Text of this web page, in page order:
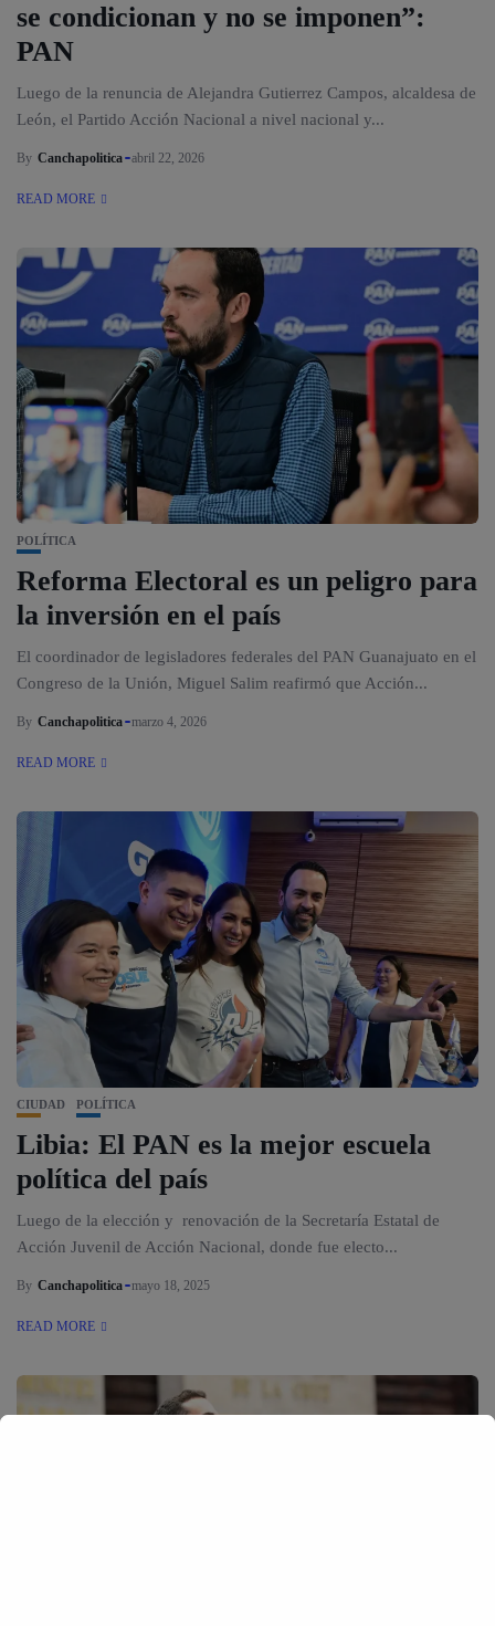
se condicionan y no se imponen”:
PAN
Luego de la renuncia de Alejandra Gutierrez Campos, alcaldesa de
León, el Partido Acción Nacional a nivel nacional y...
By Canchapolitica abril 22, 2026
READ MORE
POLÍTICA
Reforma Electoral es un peligro para
la inversión en el país
El coordinador de legisladores federales del PAN Guanajuato en el
Congreso de la Unión, Miguel Salim reafirmó que Acción...
By Canchapolitica marzo 4, 2026
READ MORE
CIUDAD POLÍTICA
Libia: El PAN es la mejor escuela
política del país
Luego de la elección y renovación de la Secretaría Estatal de
Acción Juvenil de Acción Nacional, donde fue electo...
By Canchapolitica mayo 18, 2025
READ MORE